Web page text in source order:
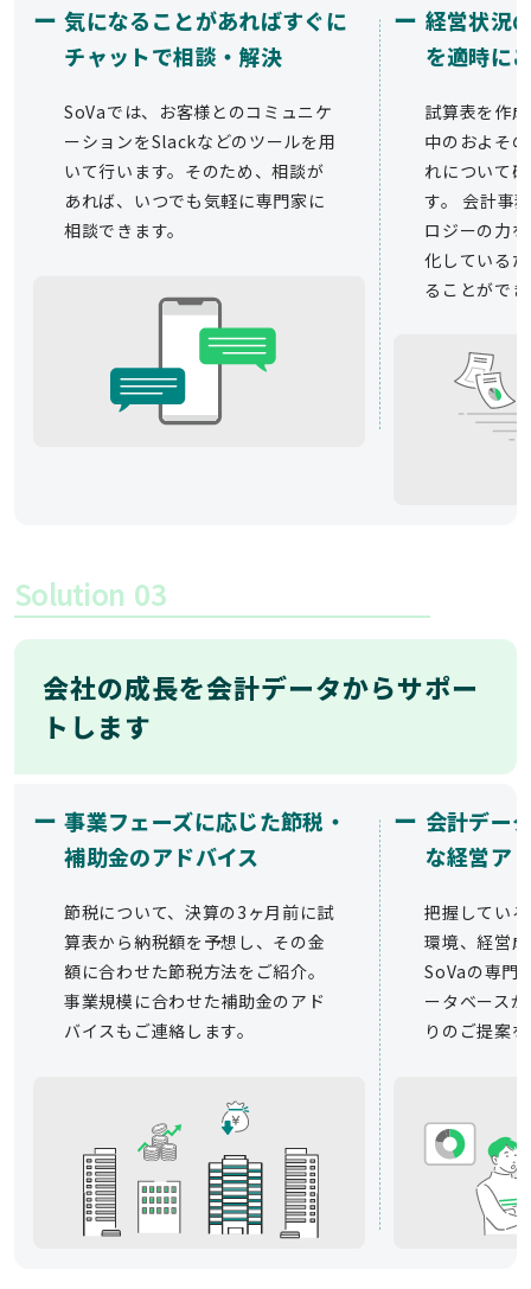
ー 気になることがあればすぐに
チャットで相談・解決
SoVaでは、お客様とのコミュニケ
ーションをSlackなどのツールを用
いて行います。そのため、相談が
あれば、いつでも気軽に専門家に
相談できます。
ー 経営状況
を適時に
試算表を作
中のおよそ
れについて
す。 会計事
ロジーの力
化している
ることがで
Solution 03
会社の成長を会計データからサポー
トします
ー 事業フェーズに応じた節税・
補助金のアドバイス
節税について、決算の3ヶ月前に試
算表から納税額を予想し、その金
額に合わせた節税方法をご紹介。
事業規模に合わせた補助金のアド
バイスもご連絡します。
ー 会計デー
な経営ア
把握してい
環境、経営
SoVaの専門
ータベース
りのご提案